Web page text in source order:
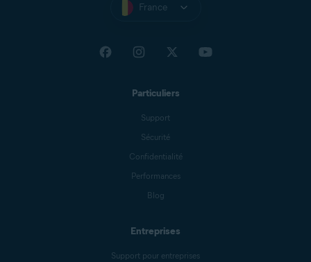
France
Particuliers
Support
Sécurité
Confidentialité
Performances
Blog
Entreprises
Support pour entreprises